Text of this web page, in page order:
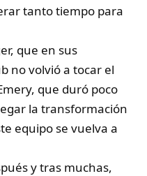
tanto tiempo para
que en sus
no volvió a tocar el
que duró poco
la transformación
equipo se vuelva a
y tras muchas,